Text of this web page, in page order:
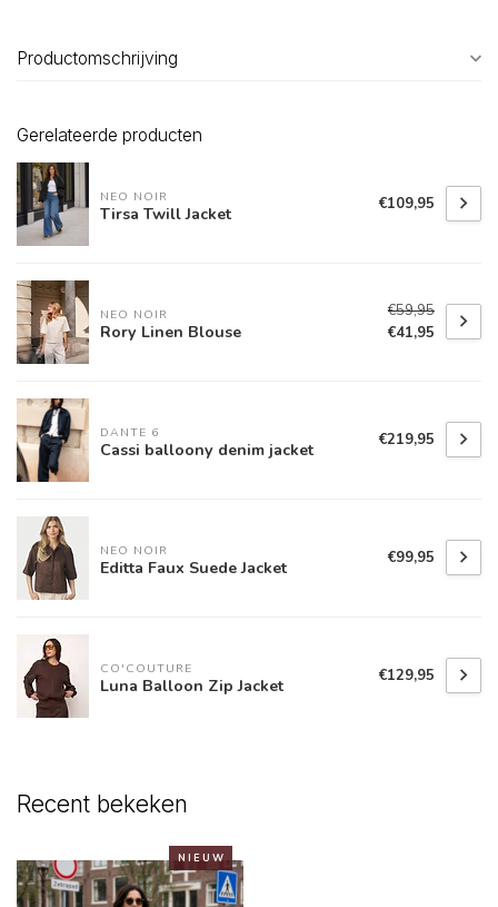
Productomschrijving
Gerelateerde producten
NEO NOIR
Tirsa Twill Jacket €109,95
NEO NOIR
Rory Linen Blouse
€59,95
€41,95
DANTE 6
Cassi balloony denim jacket €219,95
NEO NOIR
Editta Faux Suede Jacket €99,95
CO'COUTURE
Luna Balloon Zip Jacket €129,95
Recent bekeken
N I E U W